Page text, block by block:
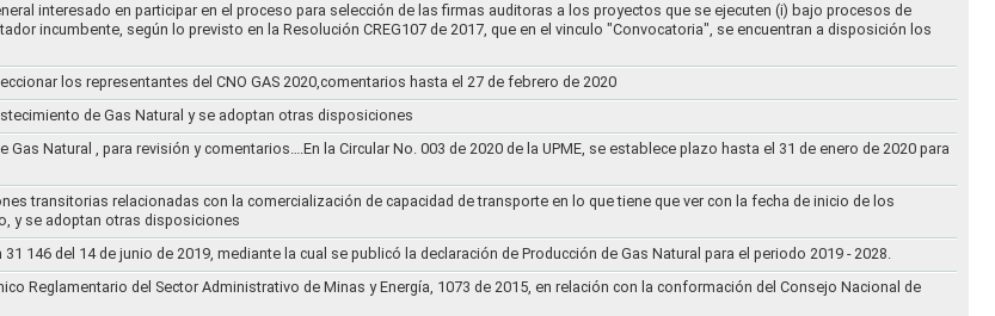
interesado en participar en el proceso para selección de las firmas auditoras a los proyectos que se ejecuten (i) bajo procesos de
incumbente, según lo previsto en la Resolución CREG107 de 2017, que en el vinculo "Convocatoria", se encuentran a disposición los
los representantes del CNO GAS 2020,comentarios hasta el 27 de febrero de 2020
de Gas Natural y se adoptan otras disposiciones
Gas Natural , para revisión y comentarios….En la Circular No. 003 de 2020 de la UPME, se establece plazo hasta el 31 de enero de 2020 para
transitorias relacionadas con la comercialización de capacidad de transporte en lo que tiene que ver con la fecha de inicio de los
y se adoptan otras disposiciones
146 del 14 de junio de 2019, mediante la cual se publicó la declaración de Producción de Gas Natural para el periodo 2019 - 2028.
Reglamentario del Sector Administrativo de Minas y Energía, 1073 de 2015, en relación con la conformación del Consejo Nacional de